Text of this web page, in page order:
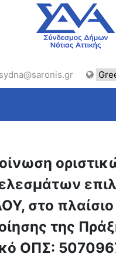
sydna@saronis.gr
στο πλαίσιο
της
ΟΠΣ: